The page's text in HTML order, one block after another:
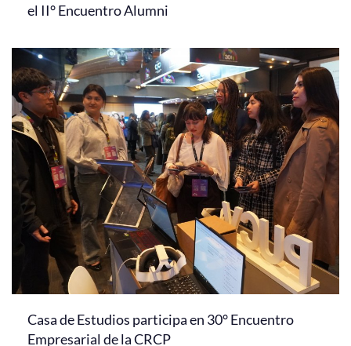
el II° Encuentro Alumni
Casa de Estudios participa en 30° Encuentro
Empresarial de la CRCP